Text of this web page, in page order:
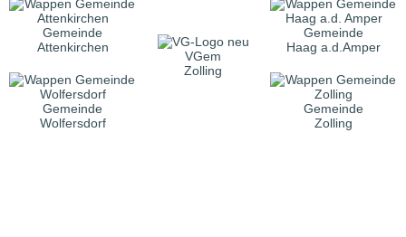
Gemeinde
Attenkirchen
VGem
Zolling
Gemeinde
Haag a.d.Amper
Gemeinde
Wolfersdorf
Gemeinde
Zolling